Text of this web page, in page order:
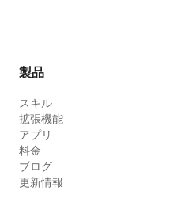
製品
スキル
拡張機能
アプリ
料金
ブログ
更新情報